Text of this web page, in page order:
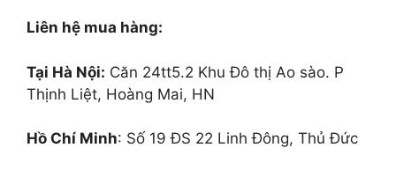
Liên hệ mua hàng:
Tại Hà Nội: Căn 24tt5.2 Khu Đô thị Ao sào. P
Thịnh Liệt, Hoàng Mai, HN
Hồ Chí Minh: Số 19 ĐS 22 Linh Đông, Thủ Đức